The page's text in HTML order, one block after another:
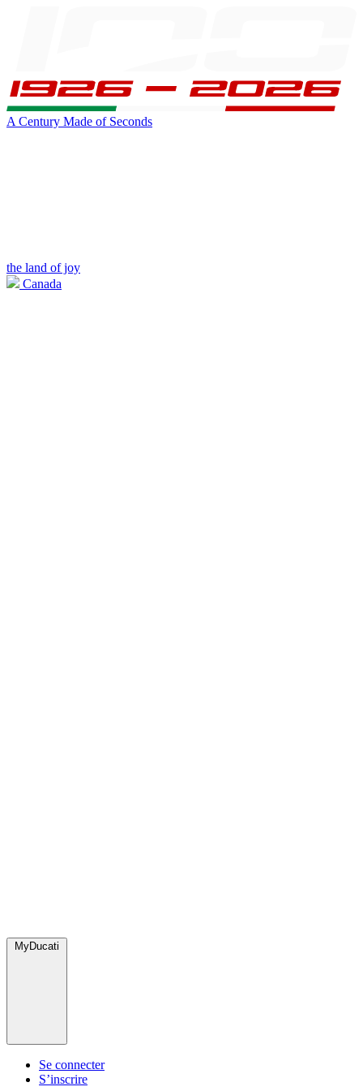
A Century Made of Seconds
the land of joy
Canada
MyDucati
Se connecter
S’inscrire